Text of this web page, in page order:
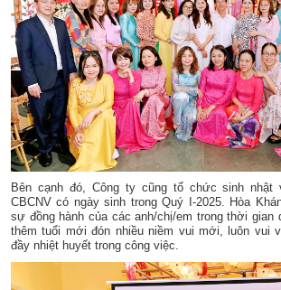
Bên cạnh đó, Công ty cũng tổ chức sinh nhật
CBCNV có ngày sinh trong Quý I-2025. Hòa
sự đồng hành của các anh/chị/em trong thời gian
thêm tuổi mới đón nhiều niềm vui mới, luôn vui
đầy nhiệt huyết trong công việc.